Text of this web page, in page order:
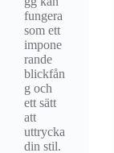
fungera
som ett
impone
rande
blickfån
g och
ett sätt
att
uttrycka
din stil.